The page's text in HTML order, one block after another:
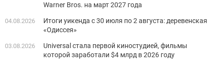
Warner Bros. на март 2027 года
04.08.2026
Итоги уикенда с 30 июля по 2 августа: деревенская
«Одиссея»
03.08.2026
Universal стала первой киностудией, фильмы
которой заработали $4 млрд в 2026 году